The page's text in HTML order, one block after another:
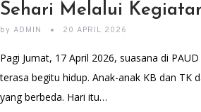
Sehari Melalui
by ADMIN 20 APRIL 2026
Pagi Jumat, 17 April 2026, suasana di
terasa begitu hidup. Anak-anak KB dan TK
yang berbeda. Hari itu…